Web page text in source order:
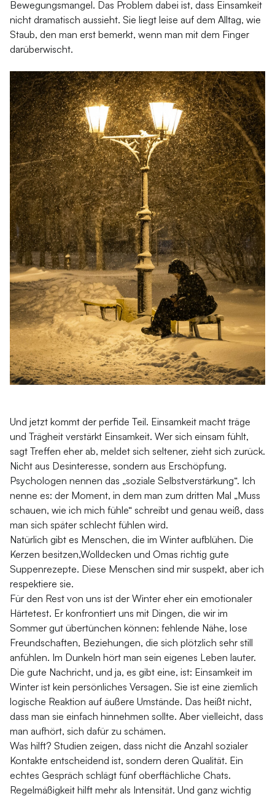
Bewegungsmangel. Das Problem dabei ist, dass Einsamkeit
nicht dramatisch aussieht. Sie liegt leise auf dem Alltag, wie
Staub, den man erst bemerkt, wenn man mit dem Finger
darüberwischt.
Und jetzt kommt der perfide Teil. Einsamkeit macht träge
und Trägheit verstärkt Einsamkeit. Wer sich einsam fühlt,
sagt Treffen eher ab, meldet sich seltener, zieht sich zurück.
Nicht aus Desinteresse, sondern aus Erschöpfung.
Psychologen nennen das „soziale Selbstverstärkung“. Ich
nenne es: der Moment, in dem man zum dritten Mal „Muss
schauen, wie ich mich fühle“ schreibt und genau weiß, dass
man sich später schlecht fühlen wird.
Natürlich gibt es Menschen, die im Winter aufblühen. Die
Kerzen besitzen,Wolldecken und Omas richtig gute
Suppenrezepte. Diese Menschen sind mir suspekt, aber ich
respektiere sie.
Für den Rest von uns ist der Winter eher ein emotionaler
Härtetest. Er konfrontiert uns mit Dingen, die wir im
Sommer gut übertünchen können: fehlende Nähe, lose
Freundschaften, Beziehungen, die sich plötzlich sehr still
anfühlen. Im Dunkeln hört man sein eigenes Leben lauter.
Die gute Nachricht, und ja, es gibt eine, ist: Einsamkeit im
Winter ist kein persönliches Versagen. Sie ist eine ziemlich
logische Reaktion auf äußere Umstände. Das heißt nicht,
dass man sie einfach hinnehmen sollte. Aber vielleicht, dass
man aufhört, sich dafür zu schämen.
Was hilft? Studien zeigen, dass nicht die Anzahl sozialer
Kontakte entscheidend ist, sondern deren Qualität. Ein
echtes Gespräch schlägt fünf oberflächliche Chats.
Regelmäßigkeit hilft mehr als Intensität. Und ganz wichtig